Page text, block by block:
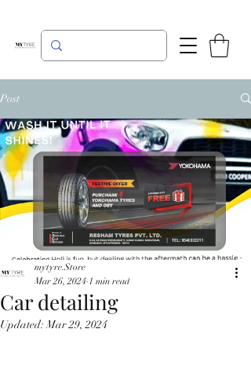
Post
Car detailing
mytyre.Store
Mar 26, 2024 1 min read
Updated:Mar 29, 2024